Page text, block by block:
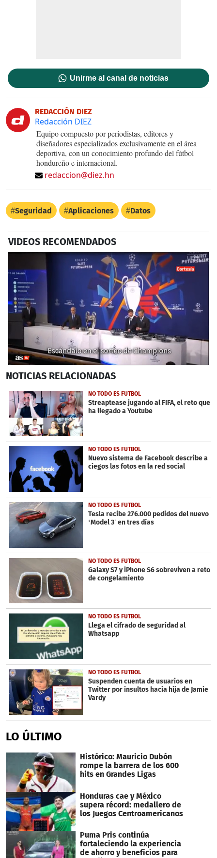
Unirme al canal de noticias
REDACCIÓN DIEZ
Redacción DIEZ
Equipo compuesto por periodistas, editores y
diseñadores especializados exclusivamente en el área
deportiva, con un conocimiento profundo del fútbol
hondureño e internacional.
redaccion@diez.hn
Seguridad Aplicaciones Datos
VIDEOS RECOMENDADOS
seconds
2
minutes,
14
seconds
NOTICIAS RELACIONADAS
NO TODO ES FUTBOL
Streaptease jugando al FIFA, el reto que
ha llegado a Youtube
NO TODO ES FUTBOL
Nuevo sistema de Facebook describe a
ciegos las fotos en la red social
NO TODO ES FUTBOL
Tesla recibe 276.000 pedidos del nuevo
‘Model 3′ en tres días
NO TODO ES FUTBOL
Galaxy S7 y iPhone S6 sobreviven a reto
de congelamiento
NO TODO ES FUTBOL
Llega el cifrado de seguridad al
Whatsapp
NO TODO ES FUTBOL
Suspenden cuenta de usuarios en
Twitter por insultos hacia hija de Jamie
Vardy
LO ÚLTIMO
Histórico: Mauricio Dubón
rompe la barrera de los 600
hits en Grandes Ligas
Honduras cae y México
supera récord: medallero de
los Juegos Centroamericanos
Puma Pris continúa
fortaleciendo la experiencia
de ahorro y beneficios para